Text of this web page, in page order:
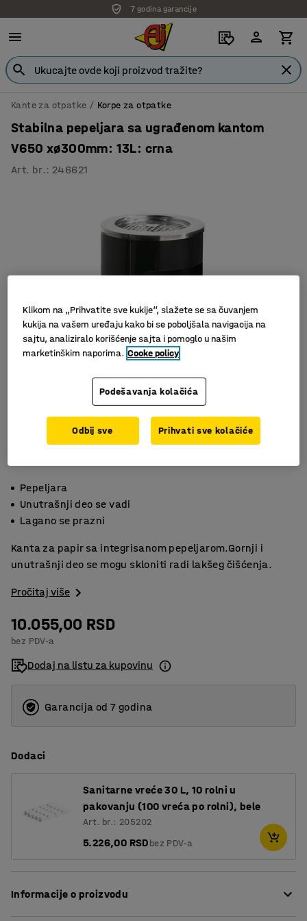
7 godina garancije
Kante za otpatke Korpe za otpatke
Stabilna pepeljara sa ugrađenom kantom
V650 xø300mm: 13L: crna
Art. br. : 246621
Pepeljara
Unutrašnji deo se vadi
Lagano se prazni
Kanta za papir sa integrisanom pepeljarom.Gornji i
unutrašnji deo se mogu skloniti radi lakšeg čišćenja.
Pročitaj više
10.055,00 RSD
bez PDV-a
Dodaj na listu za kupovinu
Garancija od 7 godina
Dodaci
Sanitarne vreće 30 L, 10 rolni u
pakovanju (100 vreća po rolni), bele
Art. br.: 205202
5.226,00 RSDbez PDV-a
Informacije o proizvodu
Klikom na „Prihvatite sve kukije“, slažete se sa čuvanjem
kukija na vašem uređaju kako bi se poboljšala navigacija na
sajtu, analiziralo korišćenje sajta i pomoglo u našim
marketinškim naporima. Cooke policy
Podešavanja kolačića
Odbij sve Prihvati sve kolačiće